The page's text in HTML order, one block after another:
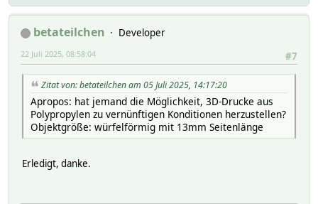
betateilchen
Developer
#7
22 Juli 2025, 08:58:04
Zitat von: betateilchen am 05 Juli 2025, 14:17:20
Apropos: hat jemand die Möglichkeit, 3D-Drucke aus
Polypropylen zu vernünftigen Konditionen herzustellen?
Objektgröße: würfelförmig mit 13mm Seitenlänge
Erledigt, danke.